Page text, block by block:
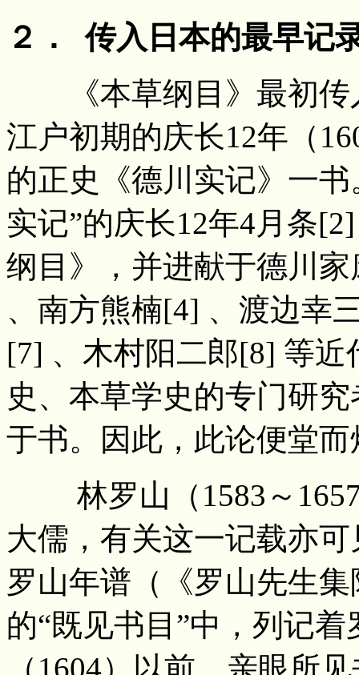
２． 传入日本的最早记
《本草纲目》最初传
江户初期的庆长12年（
的正史《德川实记》一
实记”的庆长12年4月条
纲目》，并进献于德川
、南方熊楠[4] 、渡边幸
[7] 、木村阳二郎[8] 等
史、本草学史的专门研
于书。因此，此论便堂
林罗山（1583～1657
大儒，有关这一记载亦
罗山年谱（《罗山先生
的“既见书目”中，列记